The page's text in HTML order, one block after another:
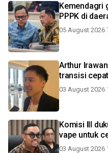
Kemendagri
PPPK di
05 August 2026
Arthur
transisi
03 August 2026
Komisi III
vape untuk
03 August 2026